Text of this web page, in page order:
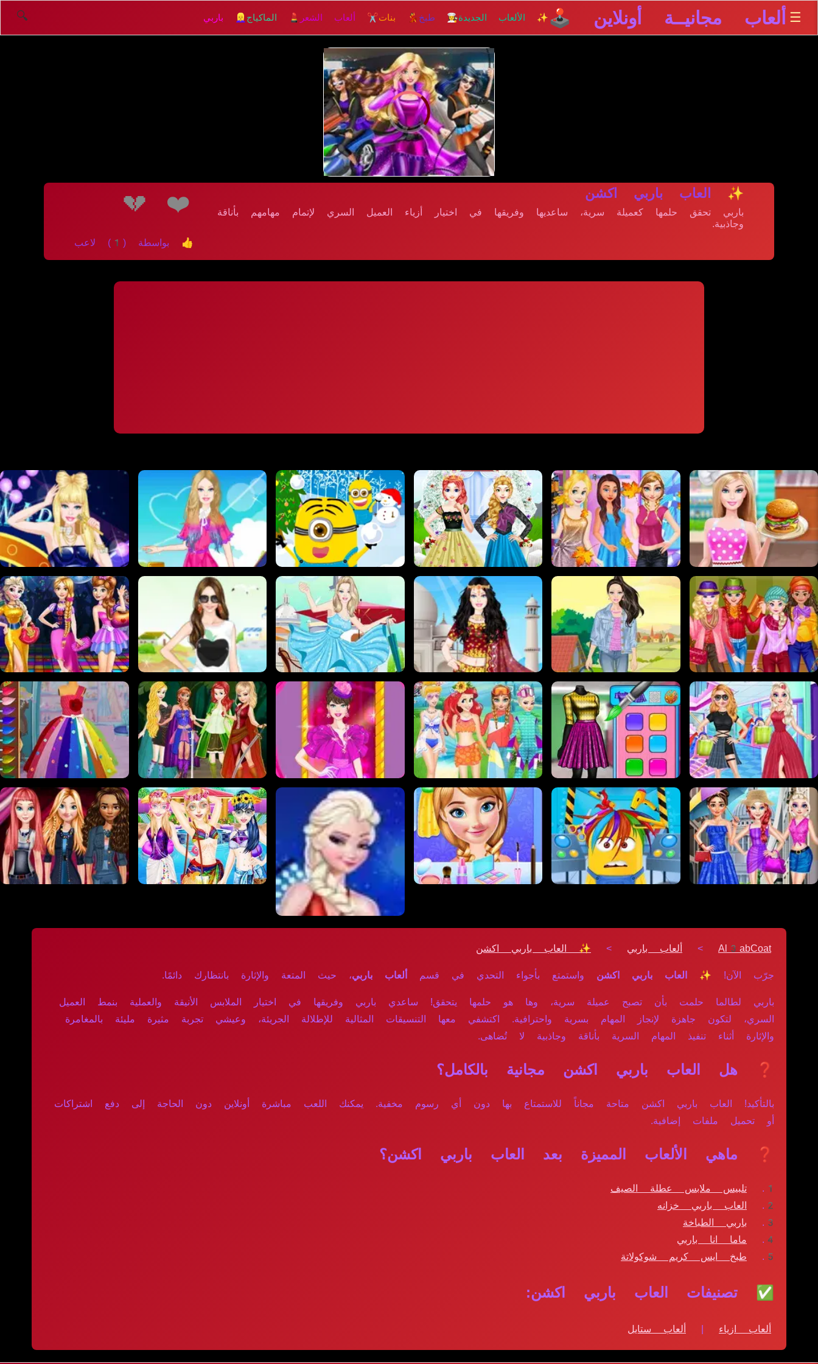
☰ ألعاب مجانيــة أونلاين 🕹️ ✨ الألعاب الجديدة👩‍🍳 طبخ 💃 بنات✂️ ألعاب الشعر 💄 الماكياج 👱‍♀️ باربي 🔍
إلعــــب
❤️
💔
👍 بواسطة (1) لاعب
✨ العاب باربي اكشن
باربي تحقق حلمها كعميلة سرية، ساعديها وفريقها في اختيار أزياء العميل السري لإتمام مهامهم بأناقة
وجاذبية.
Al3abCoat
> ألعاب باربي > ✨ العاب باربي اكشن
جرّب الآن! ✨ العاب باربي اكشن واستمتع بأجواء التحدي في قسم ألعاب باربي، حيث المتعة والإثارة بانتظارك دائمًا.
باربي لطالما حلمت بأن تصبح عميلة سرية، وها هو حلمها يتحقق! ساعدي باربي وفريقها في اختيار الملابس الأنيقة والعملية بنمط العميل
السري، لتكون جاهزة لإنجاز المهام بسرية واحترافية. اكتشفي معها التنسيقات المثالية للإطلالة الجريئة، وعيشي تجربة مثيرة مليئة بالمغامرة
والإثارة أثناء تنفيذ المهام السرية بأناقة وجاذبية لا تُضاهى.
❓ هل العاب باربي اكشن مجانية بالكامل؟
بالتأكيد! العاب باربي اكشن متاحة مجاناً للاستمتاع بها دون أي رسوم مخفية. يمكنك اللعب مباشرة أونلاين دون الحاجة إلى دفع اشتراكات
أو تحميل ملفات إضافية.
❓ ماهي الألعاب المميزة بعد العاب باربي اكشن؟
تلبيس ملابس عطلة الصيف
العاب باربي خزانه
باربي الطباخة
ماما انا باربي
طبخ ايس كريم شوكولاتة
✅ تصنيفات العاب باربي اكشن:
ألعاب ازياء | ألعاب ستايل